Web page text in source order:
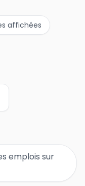
affichées
emplois sur